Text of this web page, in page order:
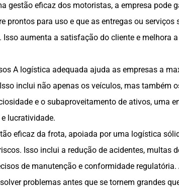
gestão eficaz dos motoristas, a empresa pode
prontos para uso e que as entregas ou serviços
aumenta a satisfação do cliente e melhora
A logística adequada ajuda as empresas a
inclui não apenas os veículos, mas também
e o subaproveitamento de ativos, uma
lucratividade.
eficaz da frota, apoiada por uma logística
Isso inclui a redução de acidentes, multas
de manutenção e conformidade regulatória.
problemas antes que se tornem grandes